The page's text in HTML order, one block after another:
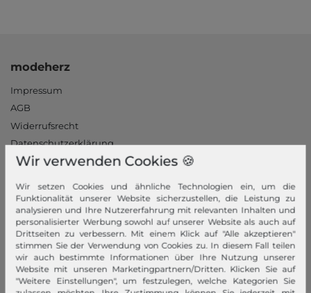
modeherz
Impressum
AGB
Widerrufsrecht
Datenschutzerklärung
Datenschutzeinstellungen
Jobs
Unsere Stores
Mein Konto
Login
Neukunde?
Wir verwenden Cookies 🍪
Wir setzen Cookies und ähnliche Technologien ein, um die
Funktionalität unserer Website sicherzustellen, die Leistung zu
analysieren und Ihre Nutzererfahrung mit relevanten Inhalten und
personalisierter Werbung sowohl auf unserer Website als auch auf
Drittseiten zu verbessern. Mit einem Klick auf "Alle akzeptieren"
stimmen Sie der Verwendung von Cookies zu. In diesem Fall teilen
wir auch bestimmte Informationen über Ihre Nutzung unserer
Website mit unseren Marketingpartnern/Dritten. Klicken Sie auf
"Weitere Einstellungen", um festzulegen, welche Kategorien Sie